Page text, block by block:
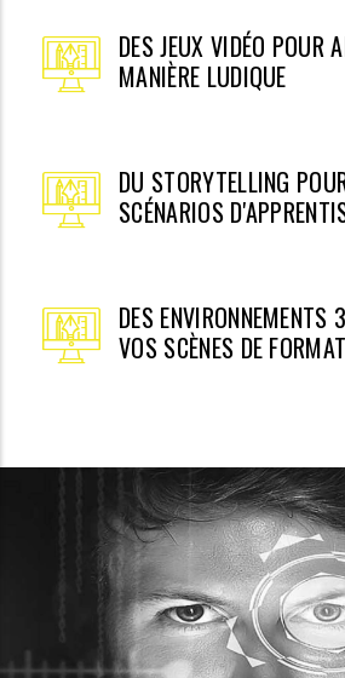
DES JEUX VIDÉO POUR
MANIÈRE LUDIQUE
DU STORYTELLING
SCÉNARIOS
DES
VOS SCÈNES DE